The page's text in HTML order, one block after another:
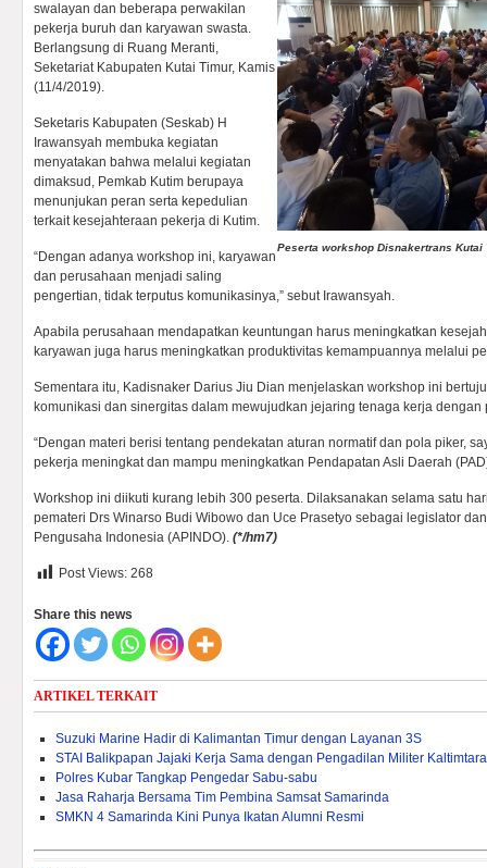
Peserta workshop Disnakertrans Kutai
swalayan dan beberapa perwakilan
pekerja buruh dan karyawan swasta.
Berlangsung di Ruang Meranti,
Seketariat Kabupaten Kutai Timur, Kamis
(11/4/2019).
Seketaris Kabupaten (Seskab) H
Irawansyah membuka kegiatan
menyatakan bahwa melalui kegiatan
dimaksud, Pemkab Kutim berupaya
menunjukan peran serta kepedulian
terkait kesejahteraan pekerja di Kutim.
“Dengan adanya workshop ini, karyawan
dan perusahaan menjadi saling
pengertian, tidak terputus komunikasinya,” sebut Irawansyah.
Apabila perusahaan mendapatkan keuntungan harus meningkatkan
karyawan juga harus meningkatkan produktivitas kemampuannya melalui
Sementara itu, Kadisnaker Darius Jiu Dian menjelaskan workshop ini
komunikasi dan sinergitas dalam mewujudkan jejaring tenaga kerja dengan
“Dengan materi berisi tentang pendekatan aturan normatif dan pola piker,
pekerja meningkat dan mampu meningkatkan Pendapatan Asli Daerah
Workshop ini diikuti kurang lebih 300 peserta. Dilaksanakan selama satu
pemateri Drs Winarso Budi Wibowo dan Uce Prasetyo sebagai legislator
Pengusaha Indonesia (APINDO). (*/hm7)
Post Views: 268
Share this news
ARTIKEL TERKAIT
Suzuki Marine Hadir di Kalimantan Timur dengan Layanan 3S
STAI Balikpapan Jajaki Kerja Sama dengan Pengadilan Militer Kaltimtara
Polres Kubar Tangkap Pengedar Sabu-sabu
Jasa Raharja Bersama Tim Pembina Samsat Samarinda
SMKN 4 Samarinda Kini Punya Ikatan Alumni Resmi